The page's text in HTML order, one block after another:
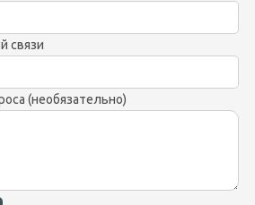
связи
(необязательно)